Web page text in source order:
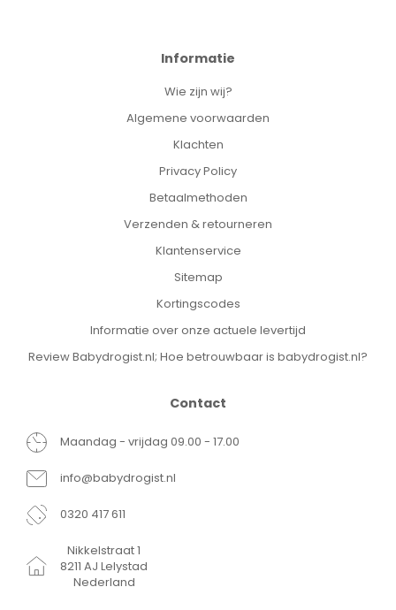
Informatie
Wie zijn wij?
Algemene voorwaarden
Klachten
Privacy Policy
Betaalmethoden
Verzenden & retourneren
Klantenservice
Sitemap
Kortingscodes
Informatie over onze actuele levertijd
Review Babydrogist.nl; Hoe betrouwbaar is babydrogist.nl?
Contact
Maandag - vrijdag 09.00 - 17.00
info@babydrogist.nl
0320 417 611
Nikkelstraat 1
8211 AJ Lelystad
Nederland